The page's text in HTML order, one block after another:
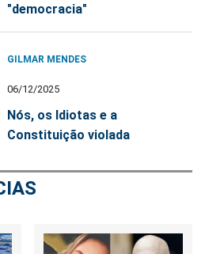
"democracia"
GILMAR MENDES
06/12/2025
Nós, os Idiotas e a
Constituição violada